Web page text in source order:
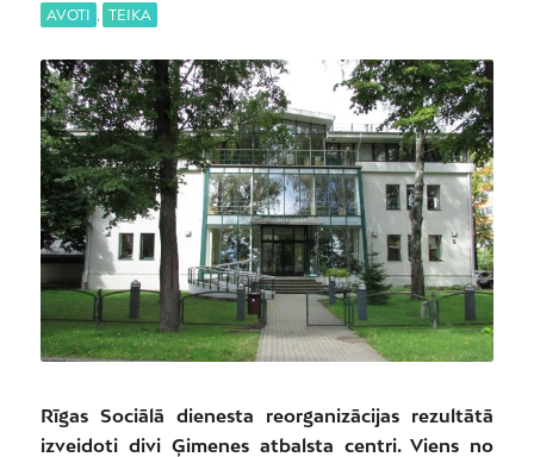
AVOTI , TEIKA
Rīgas Sociālā dienesta reorganizācijas rezultātā
izveidoti divi Ģimenes atbalsta centri. Viens no